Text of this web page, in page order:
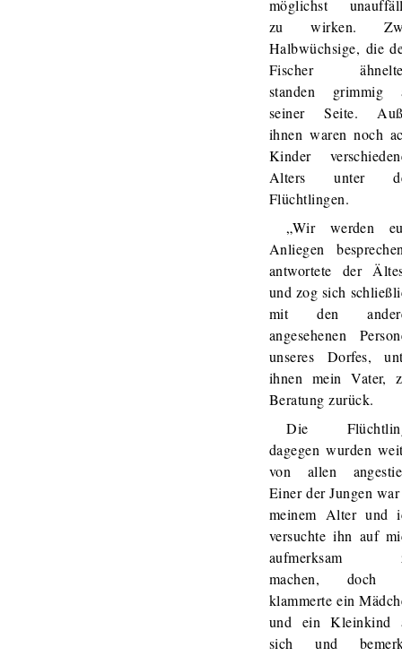
möglichst
zu wirken.
Halbwüchsige, die
Fischer
standen grimmig
seiner Seite.
ihnen waren noch
Kinder
Alters unter
Flüchtlingen.
„Wir werden
Anliegen
antwortete der
und zog sich
mit den
angesehenen
unseres Dorfes,
ihnen mein Vater,
Beratung zurück.
Die
dagegen wurden
von allen
Einer der Jungen
meinem Alter und
versuchte ihn auf
aufmerksam
machen, doch
klammerte ein
und ein Kleinkind
sich und